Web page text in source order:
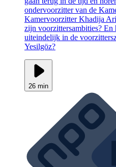
ondervoorzitter van de
Kamervoorzitter Khadija
zijn voorzittersambities?
uiteindelijk in de
Yesilgöz?
26 min